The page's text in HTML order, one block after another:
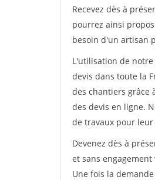
Recevez dès à
pourrez ainsi
besoin d'un artisan
L'utilisation de
devis dans toute la
des chantiers grâce
des devis en ligne.
de travaux pour leur
Devenez dès à
et sans
Une fois la